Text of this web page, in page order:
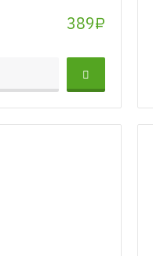
389₽